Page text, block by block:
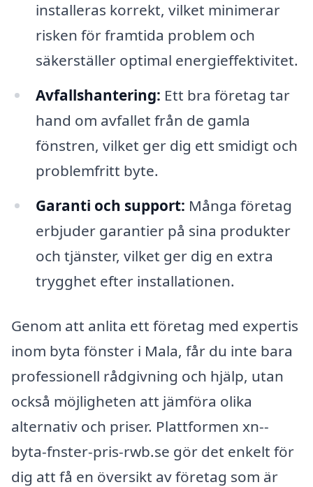
installeras korrekt, vilket minimerar
risken för framtida problem och
säkerställer optimal energieffektivitet.
Avfallshantering: Ett bra företag tar
hand om avfallet från de gamla
fönstren, vilket ger dig ett smidigt och
problemfritt byte.
Garanti och support: Många företag
erbjuder garantier på sina produkter
och tjänster, vilket ger dig en extra
trygghet efter installationen.
Genom att anlita ett företag med expertis
inom byta fönster i Mala, får du inte bara
professionell rådgivning och hjälp, utan
också möjligheten att jämföra olika
alternativ och priser. Plattformen xn--
byta-fnster-pris-rwb.se gör det enkelt för
dig att få en översikt av företag som är